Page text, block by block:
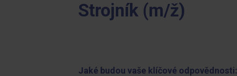
Strojník (m/ž)
Jaké budou vaše klíčové odpovědnosti: